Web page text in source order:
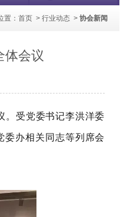
置： 首页 > 行业动态 > 协会新闻
体会议
。受党委书记李洪洋委
委办相关同志等列席会